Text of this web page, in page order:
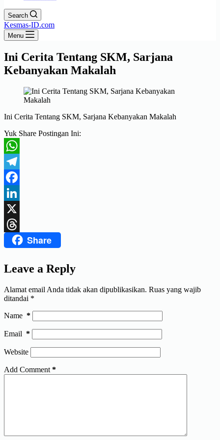
Search
Kesmas-ID.com
Menu
Ini Cerita Tentang SKM, Sarjana
Kebanyakan Makalah
Ini Cerita Tentang SKM, Sarjana Kebanyakan Makalah
Yuk Share Postingan Ini:
WhatsApp
Telegram
Facebook
LinkedIn
X
ThreadsShare
Leave a Reply
Alamat email Anda tidak akan dipublikasikan. Ruas yang wajib
ditandai *
Name *
Email *
Website
Add Comment *